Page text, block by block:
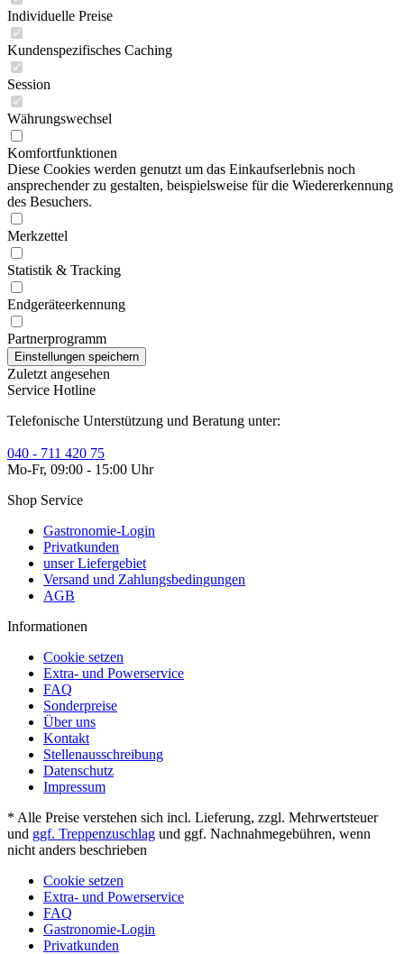
Individuelle Preise
Kundenspezifisches Caching
Session
Währungswechsel
Komfortfunktionen
Diese Cookies werden genutzt um das Einkaufserlebnis noch
ansprechender zu gestalten, beispielsweise für die Wiedererkennung
des Besuchers.
Merkzettel
Statistik & Tracking
Endgeräteerkennung
Partnerprogramm
Zuletzt angesehen
Service Hotline
Telefonische Unterstützung und Beratung unter:
040 - 711 420 75
Mo-Fr, 09:00 - 15:00 Uhr
Shop Service
Gastronomie-Login
Privatkunden
unser Liefergebiet
Versand und Zahlungsbedingungen
AGB
Informationen
Cookie setzen
Extra- und Powerservice
FAQ
Sonderpreise
Über uns
Kontakt
Stellenausschreibung
Datenschutz
Impressum
* Alle Preise verstehen sich incl. Lieferung, zzgl. Mehrwertsteuer
und ggf. Treppenzuschlag und ggf. Nachnahmegebühren, wenn
nicht anders beschrieben
Cookie setzen
Extra- und Powerservice
FAQ
Gastronomie-Login
Privatkunden